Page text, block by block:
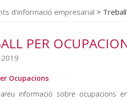
d'informació empresarial >
PER
Ocupacions
informació sobre ocupacions